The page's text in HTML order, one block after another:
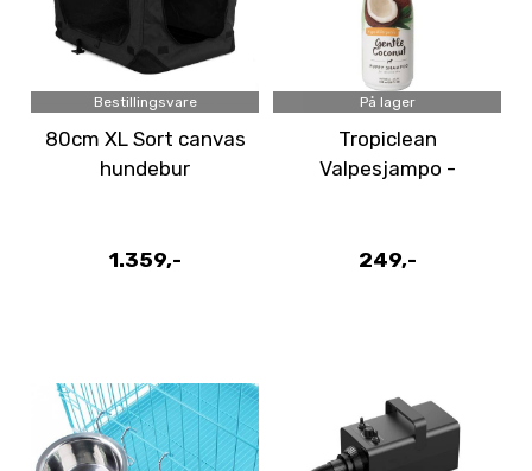
Bestillingsvare
80cm XL Sort canvas
hundebur
1.359,-
På lager
Tropiclean
Valpesjampo -
249,-